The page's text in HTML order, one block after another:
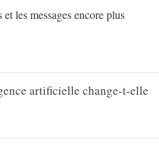
artificielle change-t-elle